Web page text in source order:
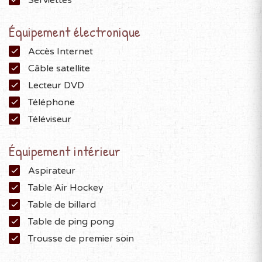
Équipement électronique
Accès Internet
Câble satellite
Lecteur DVD
Téléphone
Téléviseur
Équipement intérieur
Aspirateur
Table Air Hockey
Table de billard
Table de ping pong
Trousse de premier soin